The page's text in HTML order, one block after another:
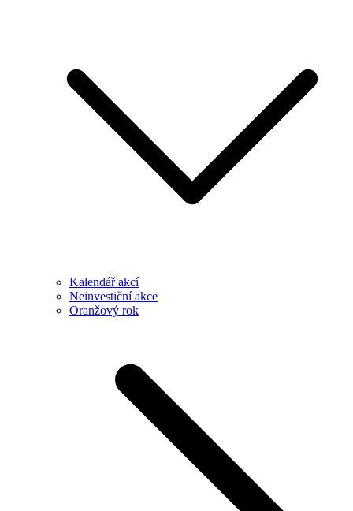
Kalendář akcí
Neinvestiční akce
Oranžový rok